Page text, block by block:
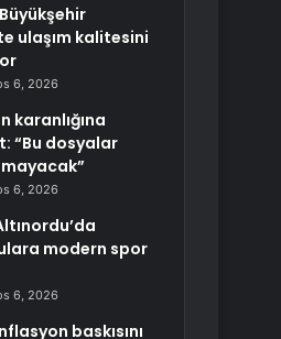
ulaşım kalitesini
6, 2026
karanlığına
“Bu dosyalar
6, 2026
modern spor
6, 2026
baskısını